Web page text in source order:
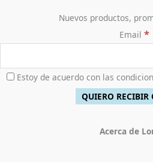
Nuevos productos,
Email *
Estoy de acuerdo con las
Acerca de